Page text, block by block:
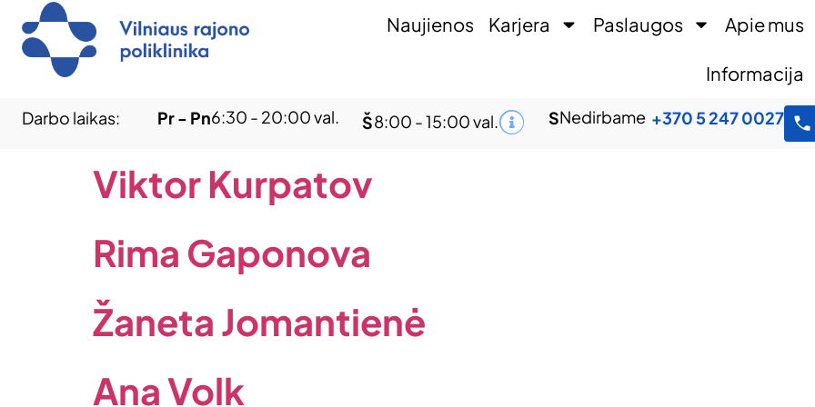
Naujienos Karjera Paslaugos Apie mus
Informacija
Darbo laikas: Pr - Pn6:30 - 20:00 val. Š8:00 - 15:00 val. SNedirbame +370 5 247 0027
Viktor Kurpatov
Rima Gaponova
Žaneta Jomantienė
Ana Volk